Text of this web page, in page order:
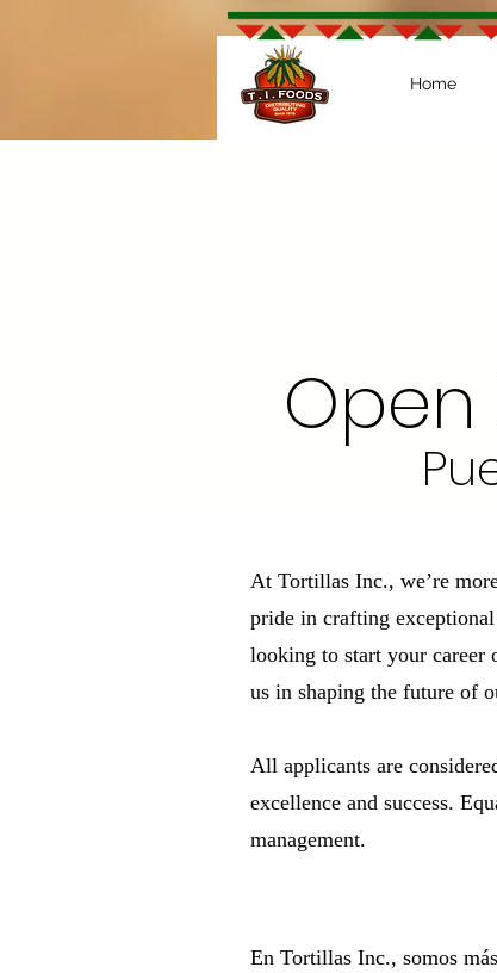
Home
At Tortillas Inc., we’re
pride in crafting
looking to start your career
us in shaping the future of
All applicants are
excellence and success.
management.
En Tortillas Inc., somos